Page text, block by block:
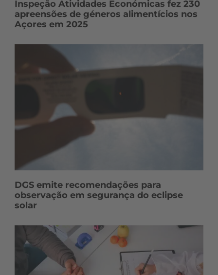
Inspeção Atividades Económicas fez 230
apreensões de géneros alimentícios nos
Açores em 2025
DGS emite recomendações para
observação em segurança do eclipse
solar